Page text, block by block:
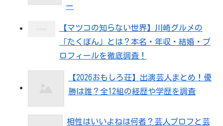
ー
【マツコの知らない世界】川崎グルメの
「たくぽん」とは？本名・年収・結婚・プ
ロフィールを徹底調査！
【2026おもしろ荘】出演芸人まとめ！優
勝は誰？全12組の経歴や学歴を調査
相性はいいよねは何者？芸人プロフと芸